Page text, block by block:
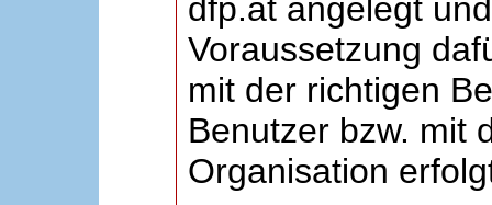
dfp.at angelegt
Voraussetzung
mit der richtigen
Benutzer bzw. mit
Organisation